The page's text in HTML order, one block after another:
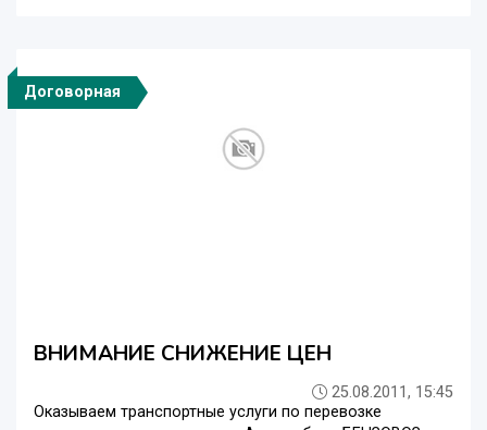
Договорная
ВНИМАНИЕ СНИЖЕНИЕ ЦЕН
25.08.2011, 15:45
Оказываем транспортные услуги по перевозке